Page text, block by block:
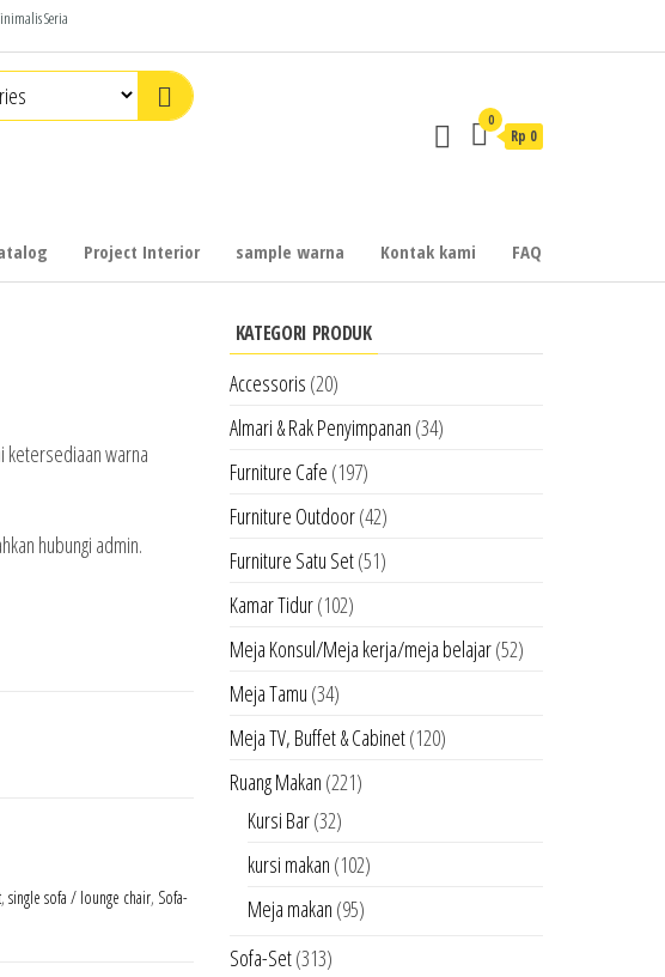
Seria
0
Rp 0
Project Interior sample warna Kontak kami FAQ
ketersediaan warna
hubungi admin.
, single sofa / lounge chair, Sofa-
KATEGORI PRODUK
Accessoris (20)
Almari & Rak Penyimpanan (34)
Furniture Cafe (197)
Furniture Outdoor(42)
Furniture Satu Set(51)
Kamar Tidur(102)
Meja Konsul/Meja kerja/meja belajar(52)
Meja Tamu (34)
Meja TV, Buffet & Cabinet(120)
Ruang Makan (221)
Kursi Bar(32)
kursi makan (102)
Meja makan (95)
Sofa-Set(313)